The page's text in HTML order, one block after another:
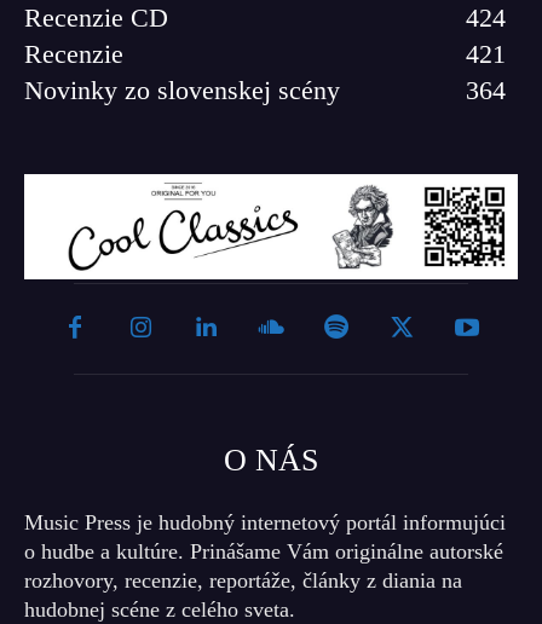
Recenzie CD
424
Recenzie
421
Novinky zo slovenskej scény
364
O NÁS
Music Press je hudobný internetový portál informujúci
o hudbe a kultúre. Prinášame Vám originálne autorské
rozhovory, recenzie, reportáže, články z diania na
hudobnej scéne z celého sveta.